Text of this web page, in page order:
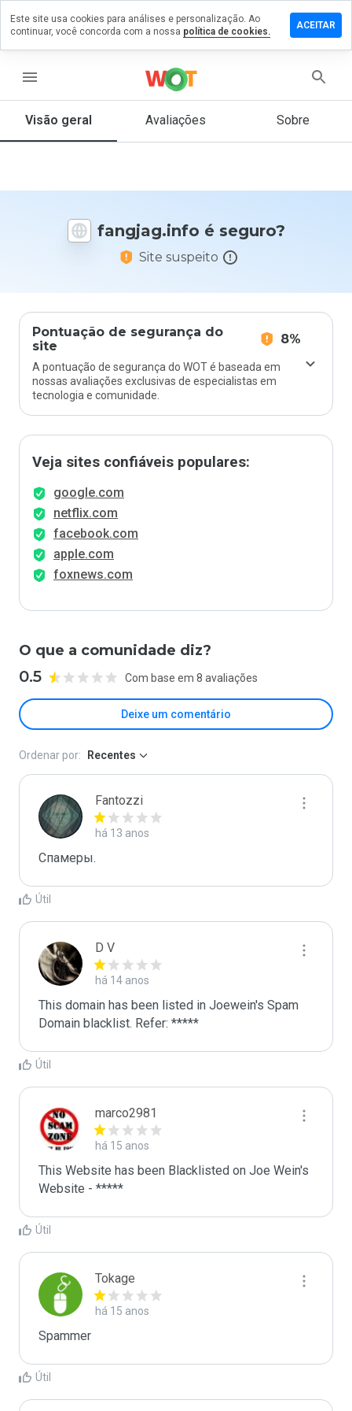
menu
Visão geral Avaliações Sobre
fangjag.info é seguro?
Site suspeito
Pontuação de segurança do
site
8%
A pontuação de segurança do WOT é baseada em
nossas avaliações exclusivas de especialistas em
tecnologia e comunidade.
Veja sites confiáveis populares:
google.com
netflix.com
facebook.com
apple.com
foxnews.com
O que a comunidade diz?
0.5 Com base em 8 avaliações
Deixe um comentário
um
que
Ordenar por: Recentes
Fantozzi
há 13 anos
Спамеры.
Útil
D V
há 14 anos
This domain has been listed in Joewein's Spam
Domain blacklist. Refer: *****
Útil
marco2981
há 15 anos
This Website has been Blacklisted on Joe Wein's
Website - *****
Útil
Tokage
há 15 anos
Spammer
Útil
Este site usa cookies para análises e personalização. Ao
continuar, você concorda com a nossa política de cookies.
ACEITAR